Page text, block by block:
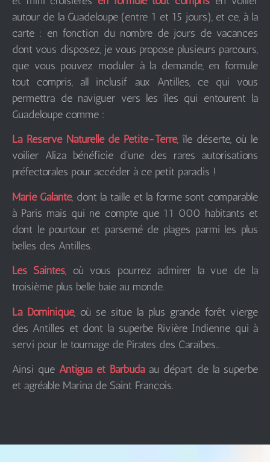
autour de la Guadeloupe (entre 1 et 15 jours), et ce, à la
carte : en fonction du nombre de jours de vacances
dont vous disposez, je vous propose plusieurs parcours,
que vous pouvez moduler à la demande, en formule
tout compris, all inclusif aux Antilles, ce qui vous
permettra de naviguer vers les îles qui entourent la
Guadeloupe comme :
La Réserve Naturelle de Petite-Terre, île déserte, où le
voilier Aliza bénéficie d’une des rares autorisations
préfectorales pour accéder à ce petit paradis !
Marie Galante, dont la taille et la forme sont comparable
à Paris mais qui ne compte que 11 000 habitants et
dont le pourtour et parsemé de plages parmi les plus
belles des Antilles.
Les Saintes, où vous pourrez admirer la vue de la
troisième plus belle baie au monde.
La Dominique, où se situe la plus grande forêt vierge
des Antilles et dont la superbe Rivière Indienne qui à
servi pour le tournage de Pirates des Caraïbes…
Ainsi que Antigua et Barbudaau départ de la superbe
et agréable Marina de Saint François.